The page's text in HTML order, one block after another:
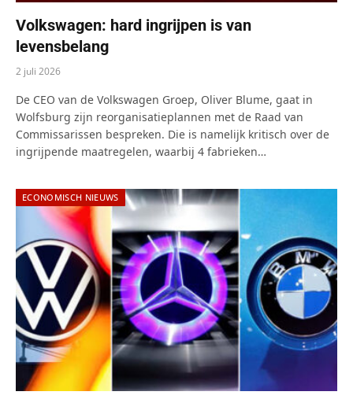
Volkswagen: hard ingrijpen is van
levensbelang
2 juli 2026
De CEO van de Volkswagen Groep, Oliver Blume, gaat in
Wolfsburg zijn reorganisatieplannen met de Raad van
Commissarissen bespreken. Die is namelijk kritisch over de
ingrijpende maatregelen, waarbij 4 fabrieken…
ECONOMISCH NIEUWS